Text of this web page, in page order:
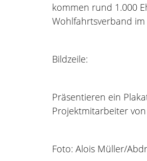
kommen rund 1.000
Wohlfahrtsverband im
Bildzeile:
Präsentieren ein
Projektmitarbeiter
Foto: Alois Müller/